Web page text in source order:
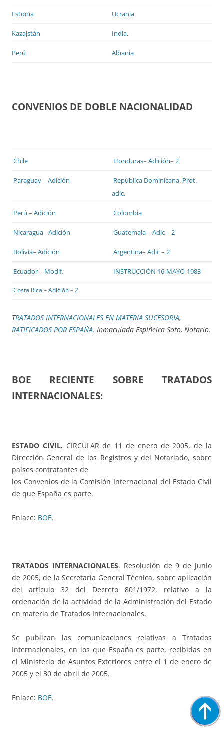
Estonia Ucrania
Kazajstán India.
Perú Albania
CONVENIOS DE DOBLE NACIONALIDAD
Chile Honduras– Adición– 2
Paraguay– Adición República Dominicana. Prot.
adic.
Perú – Adición Colombia
Nicaragua– Adición Guatemala– Adic– 2
Bolivia– Adición Argentina– Adic– 2
Ecuador– Modif. INSTRUCCIÓN 16-MAYO-1983
Costa Rica –Adición–2
TRATADOS INTERNACIONALES EN MATERIA SUCESORIA,
RATIFICADOS POR ESPAÑA. Inmaculada Espiñeira Soto, Notario.
BOE RECIENTE SOBRE TRATADOS
INTERNACIONALES:
ESTADO CIVIL. CIRCULAR de 11 de enero de 2005, de la
Dirección General de los Registros y del Notariado, sobre
países contratantes de
los Convenios de la Comisión Internacional del Estado Civil
de que España es parte.
Enlace: BOE.
TRATADOS INTERNACIONALES. Resolución de 9 de junio
de 2005, de la Secretaría General Técnica, sobre aplicación
del artículo 32 del Decreto 801/1972, relativo a la
ordenación de la actividad de la Administración del Estado
en materia de Tratados Internacionales.
Se publican las comunicaciones relativas a Tratados
Internacionales, en los que España es parte, recibidas en
el Ministerio de Asuntos Exteriores entre el 1 de enero de
2005 y el 30 de abril de 2005.
Enlace: BOE.